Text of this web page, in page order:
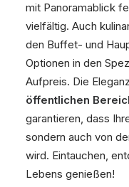
mit Panoramablick
vielfältig. Auch
den Buffet- und
Optionen in den
Aufpreis. Die
öffentlichen
garantieren, dass
sondern auch von
wird. Eintauchen,
Lebens genießen!